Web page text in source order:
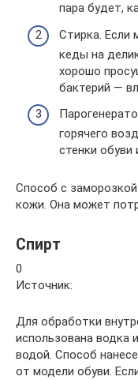
пара будет,
Стирка. Если
кеды на
хорошо
бактерий —
горячего
стенки обуви
Способ с
кожи. Она может
Спирт
0
Источник:
Для обработки
использована водка
водой. Способ
от модели обуви.